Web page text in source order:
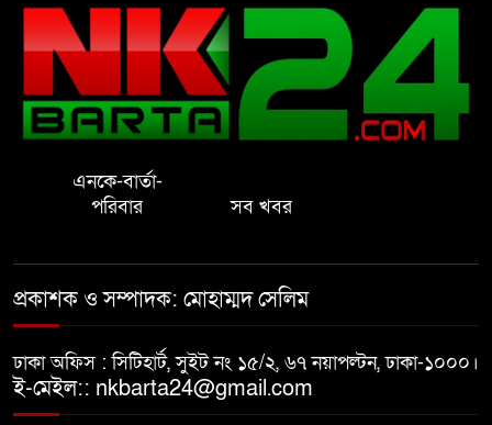
সেলিম
নোয়াখালীতে ইসলামী মহা-সমাবেশ
সফল করতে মতবিনিময় সভা
হাতে ধর্ষণের শিকার স্কুলছাত্রী
গভীর রাতে চাচীর ঘরে ভাতিজা,
পুরুষাঙ্গ কেটে উধাও চাচী
নোয়াখালীতে র‌্যাবের অভিযান: ২
চাঞ্চল্যকর হত্যা মামলার আসামিসহ
এনকে-বার্তা-
পরিবার
সব খবর
প্রকাশক ও সম্পাদক: মোহাম্মদ সেলিম
ঢাকা অফিস : সিটিহার্ট, সুইট নং ১৫/২, ৬৭ নয়াপল্টন, ঢাকা-১০০০।
ই-মেইল:: nkbarta24@gmail.com